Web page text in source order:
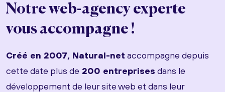
Notre web-agency experte
vous accompagne !
Créé en 2007, Natural-net accompagne depuis
cette date plus de 200 entreprises dans le
développement de leur site web et dans leur